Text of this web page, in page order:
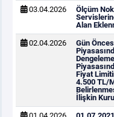
03.04.2026
Ölçüm
Alan
02.04.2026
Gün
Fiyat
4.500 TL/
İlişkin